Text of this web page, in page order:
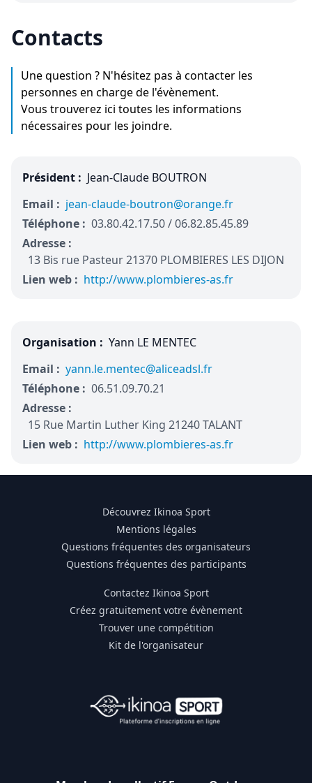
Contacts
Une question ? N'hésitez pas à contacter les
personnes en charge de l'évènement.
Vous trouverez ici toutes les informations
nécessaires pour les joindre.
Président : Jean-Claude BOUTRON
Email : jean-claude-boutron@orange.fr
Téléphone : 03.80.42.17.50 / 06.82.85.45.89
Adresse :
13 Bis rue Pasteur 21370 PLOMBIERES LES DIJON
Lien web : http://www.plombieres-as.fr
Organisation : Yann LE MENTEC
Email : yann.le.mentec@aliceadsl.fr
Téléphone : 06.51.09.70.21
Adresse :
15 Rue Martin Luther King 21240 TALANT
Lien web : http://www.plombieres-as.fr
Découvrez Ikinoa Sport
Mentions légales
Questions fréquentes des organisateurs
Questions fréquentes des participants
Contactez Ikinoa Sport
Créez gratuitement votre évènement
Trouver une compétition
Kit de l'organisateur